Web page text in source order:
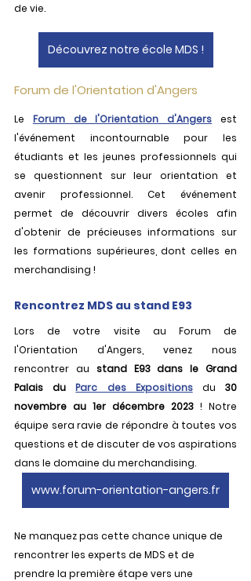
de vie.
Découvrez notre école MDS !
Forum de l'Orientation d'Angers
Le Forum de l'Orientation d'Angers est
l'événement incontournable pour les
étudiants et les jeunes professionnels qui
se questionnent sur leur orientation et
avenir professionnel. Cet événement
permet de découvrir divers écoles afin
d'obtenir de précieuses informations sur
les formations supérieures, dont celles en
merchandising !
Rencontrez MDS au stand E93
Lors de votre visite au Forum de
l'Orientation d'Angers, venez nous
rencontrer au stand E93 dans le Grand
Palais du Parc des Expositions du 30
novembre au 1er décembre 2023 ! Notre
équipe sera ravie de répondre à toutes vos
questions et de discuter de vos aspirations
dans le domaine du merchandising.
www.forum-orientation-angers.fr
Ne manquez pas cette chance unique de
rencontrer les experts de MDS et de
prendre la première étape vers une